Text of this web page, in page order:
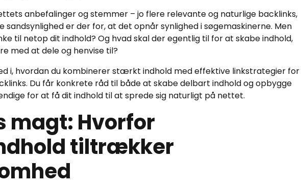
anbefalinger og stemmer – jo flere relevante og naturlige backlinks,
sandsynlighed er der for, at det opnår synlighed i søgemaskinerne. Men
til netop dit indhold? Og hvad skal der egentlig til for at skabe indhold,
med at dele og henvise til?
i, hvordan du kombinerer stærkt indhold med effektive linkstrategier for
Du får konkrete råd til både at skabe delbart indhold og opbygge
for at få dit indhold til at sprede sig naturligt på nettet.
magt: Hvorfor
tiltrækker